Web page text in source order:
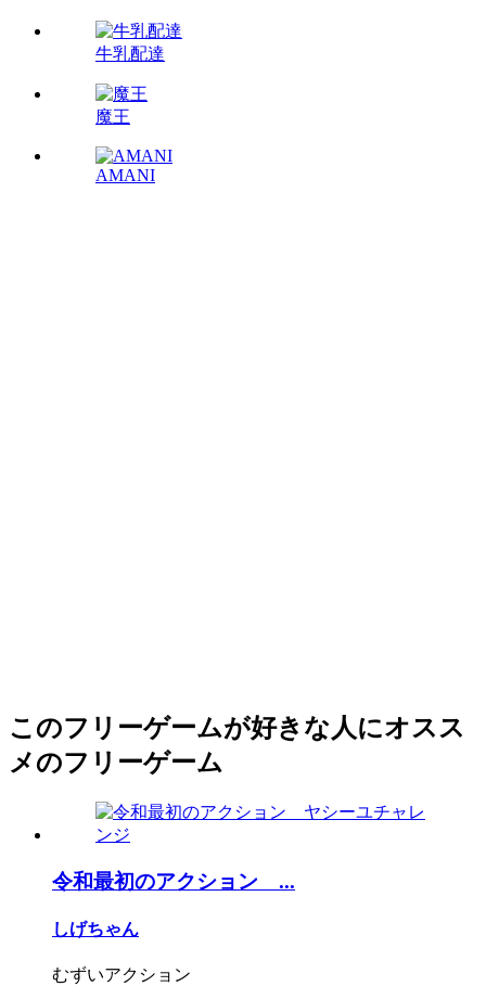
牛乳配達
魔王
AMANI
このフリーゲームが好きな人にオスス
メのフリーゲーム
令和最初のアクション ...
しげちゃん
むずいアクション